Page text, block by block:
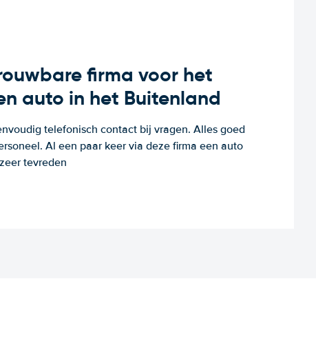
firma voor het
auto in het Buitenland
telefonisch contact bij vragen. Alles goed
Al een paar keer via deze firma een auto
tevreden